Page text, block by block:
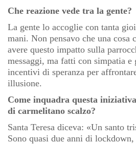
Che reazione vede tra la gente?
La gente lo accoglie con tanta
mani. Non pensavo che una cosa
avere questo impatto sulla
messaggi, ma fatti con simpatia
incentivi di speranza per
illusione.
Come inquadra questa
di carmelitano scalzo?
Santa Teresa diceva: «Un santo
Sono quasi due anni di